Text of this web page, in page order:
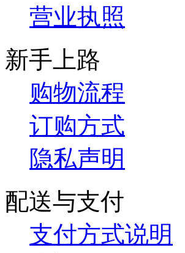
营业执照
新手上路
购物流程
订购方式
隐私声明
配送与支付
支付方式说明